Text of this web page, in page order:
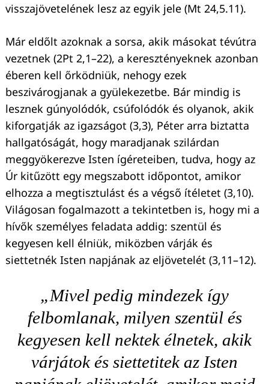
visszajövetelének lesz az egyik jele (Mt 24,5.11).
Már eldőlt azoknak a sorsa, akik másokat tévútra
vezetnek (2Pt 2,1–22), a keresztényeknek azonban
éberen kell őrködniük, nehogy ezek
beszivárogjanak a gyülekezetbe. Bár mindig is
lesznek gúnyolódók, csúfolódók és olyanok, akik
kiforgatják az igazságot (3,3), Péter arra biztatta
hallgatóságát, hogy maradjanak szilárdan
meggyökerezve Isten ígéreteiben, tudva, hogy az
Úr kitűzött egy megszabott időpontot, amikor
elhozza a megtisztulást és a végső ítéletet (3,10).
Világosan fogalmazott a tekintetben is, hogy mi a
hívők személyes feladata addig: szentül és
kegyesen kell élniük, miközben várják és
siettetnék Isten napjának az eljövetelét (3,11–12).
„Mivel pedig mindezek így
felbomlanak, milyen szentül és
kegyesen kell nektek élnetek, akik
várjátok és siettetitek az Isten